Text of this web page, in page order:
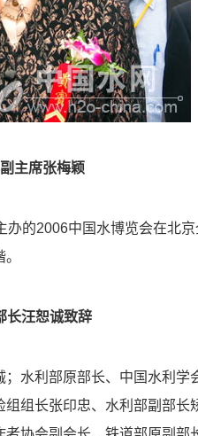
主席张梅颖
的2006中国水博览会在北京
长汪恕诚致辞
利部原部长、中国水利学
组长张印忠、水利部副部长